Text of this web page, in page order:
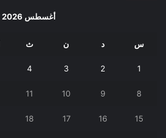
أغسطس 2026
س د ن ث
1
2
3
4
8
9
10
11
15
16
17
18